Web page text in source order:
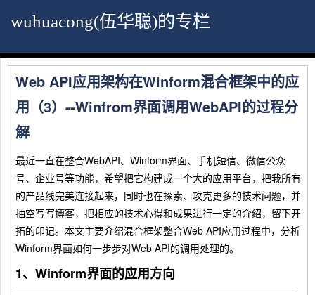
wuhuacong(伍华聪)的专栏
Web API应用架构在Winform混合框架中的应
用（3）--Winfrom界面调用WebAPI的过程分
解
最近一直在整合WebAPI、Winform界面、手机短信、微信公众
号、企业号等功能，希望把它构建成一个大的应用平台，把我所有
的产品线完美连接起来，同时也在探索、攻克更多的技术问题，并
抽空写写博客，把相应的技术心得和成果进行一定的介绍，留下开
拓的印记。本文主要介绍混合框架整合Web API应用过程中，分析
Winform界面如何一步步对Web API的调用处理的。
1、Winform界面的应用方向